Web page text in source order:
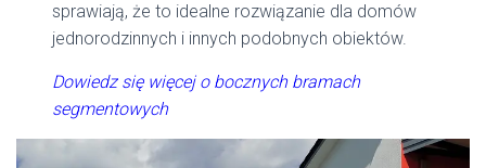
sprawiają, że to idealne rozwiązanie dla domów
jednorodzinnych i innych podobnych obiektów.
Dowiedz się więcej o bocznych bramach
segmentowych